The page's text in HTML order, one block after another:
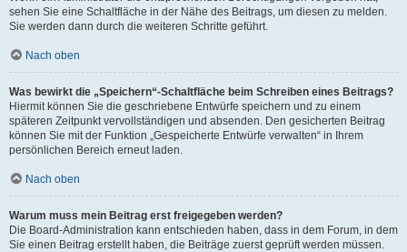
sehen Sie eine Schaltfläche in der Nähe des Beitrags, um diesen zu melden.
Sie werden dann durch die weiteren Schritte geführt.
Nach oben
Was bewirkt die „Speichern“-Schaltfläche beim Schreiben eines Beitrags?
Hiermit können Sie die geschriebene Entwürfe speichern und zu einem
späteren Zeitpunkt vervollständigen und absenden. Den gesicherten Beitrag
können Sie mit der Funktion „Gespeicherte Entwürfe verwalten“ in Ihrem
persönlichen Bereich erneut laden.
Nach oben
Warum muss mein Beitrag erst freigegeben werden?
Die Board-Administration kann entschieden haben, dass in dem Forum, in dem
Sie einen Beitrag erstellt haben, die Beiträge zuerst geprüft werden müssen.